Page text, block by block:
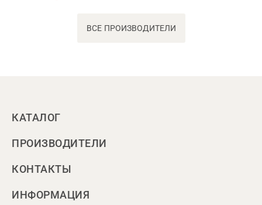
ВСЕ ПРОИЗВОДИТЕЛИ
КАТАЛОГ
ПРОИЗВОДИТЕЛИ
КОНТАКТЫ
ИНФОРМАЦИЯ